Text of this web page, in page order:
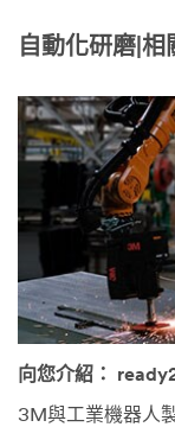
自動化研磨|
向您介紹：
3M與工業機器人